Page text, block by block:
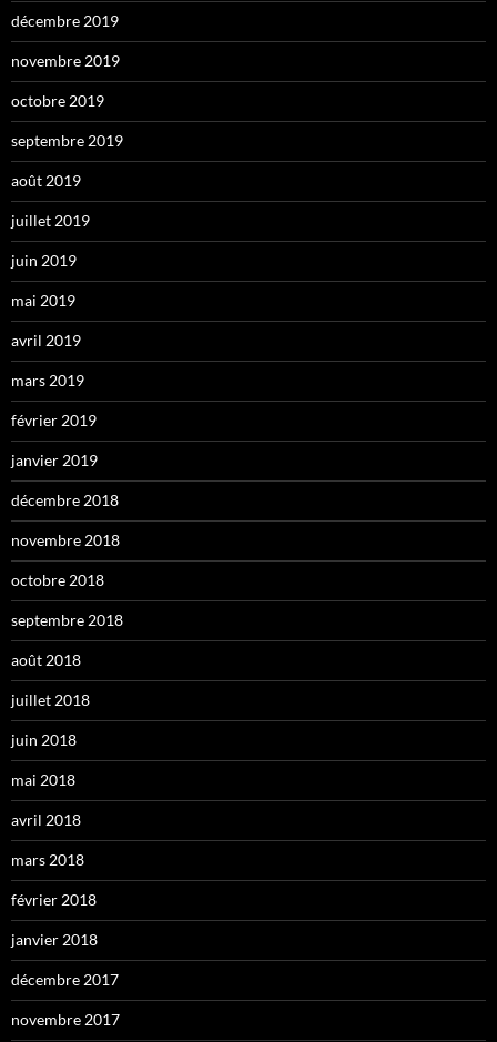
décembre 2019
novembre 2019
octobre 2019
septembre 2019
août 2019
juillet 2019
juin 2019
mai 2019
avril 2019
mars 2019
février 2019
janvier 2019
décembre 2018
novembre 2018
octobre 2018
septembre 2018
août 2018
juillet 2018
juin 2018
mai 2018
avril 2018
mars 2018
février 2018
janvier 2018
décembre 2017
novembre 2017